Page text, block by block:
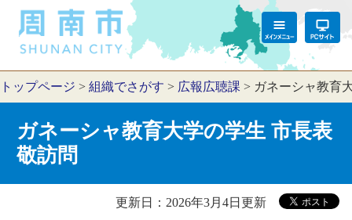
トップページ > 組織でさがす > 広報広聴課 > ガネーシャ教育
ガネーシャ教育大学の学生 市長表
敬訪問
更新日：2026年3月4日更新